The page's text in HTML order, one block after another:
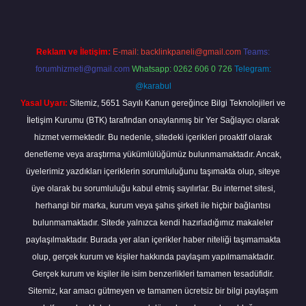
Reklam ve İletişim: E-mail: backlinkpaneli@gmail.com Teams:
forumhizmeti@gmail.com Whatsapp: 0262 606 0 726 Telegram:
@karabul
Yasal Uyarı: Sitemiz, 5651 Sayılı Kanun gereğince Bilgi Teknolojileri ve
İletişim Kurumu (BTK) tarafından onaylanmış bir Yer Sağlayıcı olarak
hizmet vermektedir. Bu nedenle, sitedeki içerikleri proaktif olarak
denetleme veya araştırma yükümlülüğümüz bulunmamaktadır. Ancak,
üyelerimiz yazdıkları içeriklerin sorumluluğunu taşımakta olup, siteye
üye olarak bu sorumluluğu kabul etmiş sayılırlar. Bu internet sitesi,
herhangi bir marka, kurum veya şahıs şirketi ile hiçbir bağlantısı
bulunmamaktadır. Sitede yalnızca kendi hazırladığımız makaleler
paylaşılmaktadır. Burada yer alan içerikler haber niteliği taşımamakta
olup, gerçek kurum ve kişiler hakkında paylaşım yapılmamaktadır.
Gerçek kurum ve kişiler ile isim benzerlikleri tamamen tesadüfidir.
Sitemiz, kar amacı gütmeyen ve tamamen ücretsiz bir bilgi paylaşım